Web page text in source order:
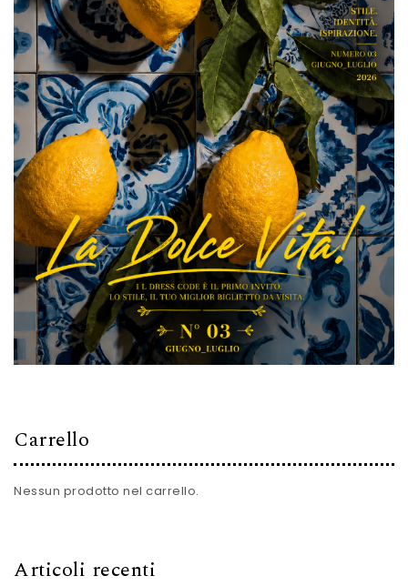
Carrello
Nessun prodotto nel carrello.
Articoli recenti